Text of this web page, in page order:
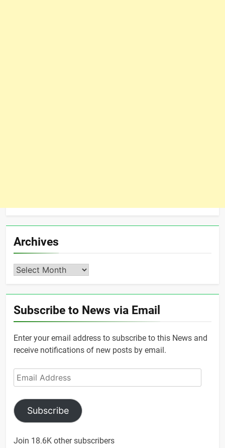
Archives
Archives
Subscribe to News via Email
Enter your email address to subscribe to this News and
receive notifications of new posts by email.
Email
Address
Subscribe
Join 18.6K other subscribers